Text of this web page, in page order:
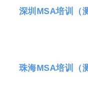
深圳MSA培训（
珠海MSA培训（